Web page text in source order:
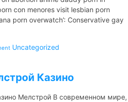
con menores visit lesbian porn
porn overwatch’: Conservative gay
Uncategorized
Казино
Мелстрой В современном мире,